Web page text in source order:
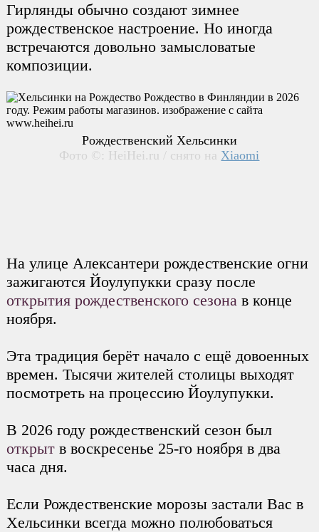
Гирлянды обычно создают зимнее
рождественское настроение. Но иногда
встречаются довольно замысловатые
композиции.
Рождественский Хельсинки
Фото ©: HeiHei.ru / снято на Xiaomi
На улице Алексантери рождественские огни
зажигаются Йоулупукки сразу после
открытия рождественского сезона в конце
ноября.
Эта традиция берёт начало с ещё довоенных
времен. Тысячи жителей столицы выходят
посмотреть на процессию Йоулупукки.
В 2026 году рождественский сезон был
открытв воскресенье 25-го ноября в два
часа дня.
Если Рождественские морозы застали Вас в
Хельсинки всегда можно полюбоваться